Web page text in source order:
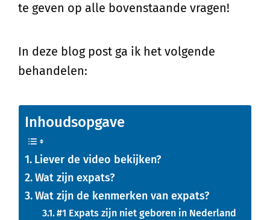
te geven op alle bovenstaande vragen!
In deze blog post ga ik het volgende
behandelen:
Inhoudsopgave
Liever de video bekijken?
Wat zijn expats?
Wat zijn de kenmerken van expats?
#1 Expats zijn niet geboren in Nederland